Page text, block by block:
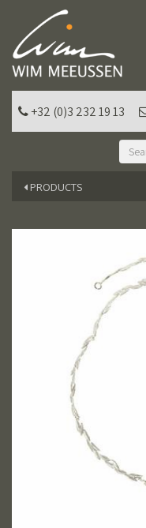
+32 (0)3 232 19 13
PRODUCTS